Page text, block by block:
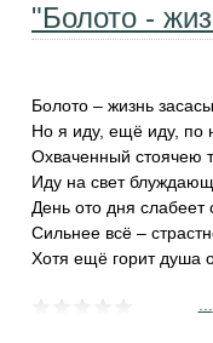
"Болото -
Болото – жизнь
Но я иду, ещё иду, по
Охваченный стоячею
Иду на свет
День ото дня слабеет
Сильнее всё –
Хотя ещё горит душа